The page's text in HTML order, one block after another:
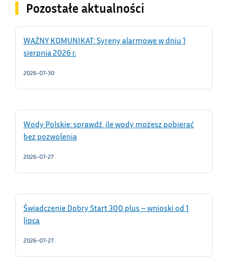
Pozostałe aktualności
WAŻNY KOMUNIKAT: Syreny alarmowe w dniu 1
sierpnia 2026 r.
2026-07-30
Wody Polskie: sprawdź, ile wody możesz pobierać
bez pozwolenia
2026-07-27
Świadczenie Dobry Start 300 plus – wnioski od 1
lipca
2026-07-27